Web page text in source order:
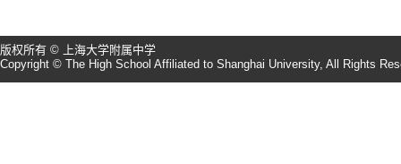
版权所有 © 上海大学附属中学
Copyright © The High School Affiliated to Shanghai University, All Rights